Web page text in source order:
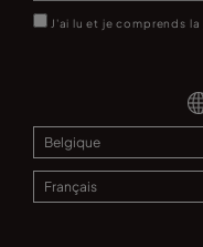
J'ai lu et je comprends la